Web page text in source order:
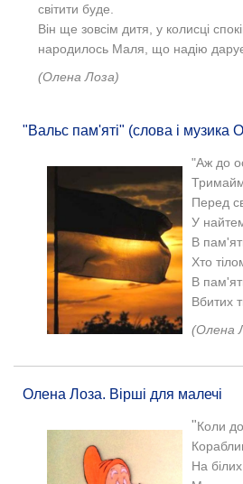
світити буде.
Він ще зовсім дитя, у колисці
народилось Mаля, що надію
(Олена Лоза)
"Вальс пам'яті" (слова і музика
"Аж до
Перед
У
В
Хто
В
Вбитих
(Олена
Олена Лоза. Вірші для малечі
"Коли
На